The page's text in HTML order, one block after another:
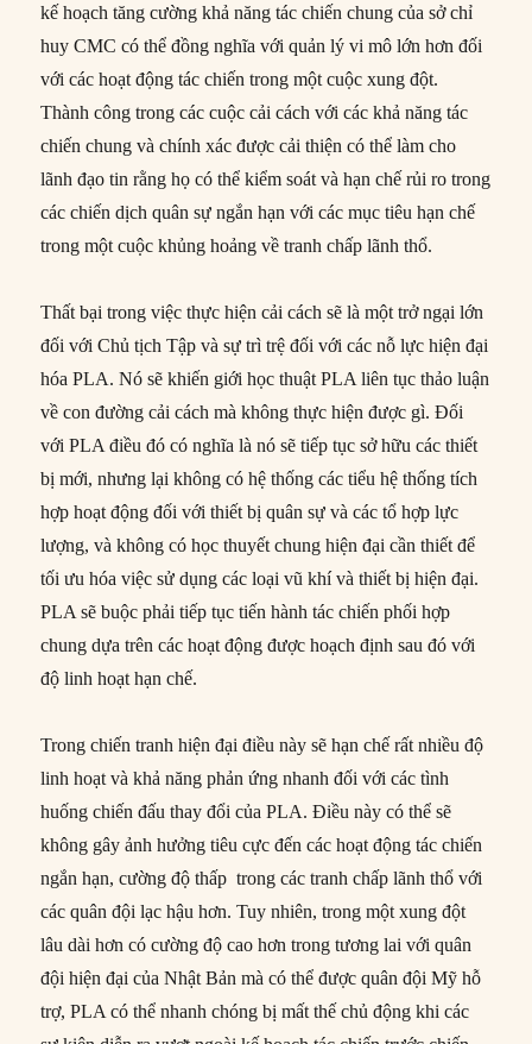
kế hoạch tăng cường khả năng tác chiến chung của sở chỉ
huy CMC có thể đồng nghĩa với quản lý vi mô lớn hơn đối
với các hoạt động tác chiến trong một cuộc xung đột.
Thành công trong các cuộc cải cách với các khả năng tác
chiến chung và chính xác được cải thiện có thể làm cho
lãnh đạo tin rằng họ có thể kiểm soát và hạn chế rủi ro trong
các chiến dịch quân sự ngắn hạn với các mục tiêu hạn chế
trong một cuộc khủng hoảng về tranh chấp lãnh thổ.
Thất bại trong việc thực hiện cải cách sẽ là một trở ngại lớn
đối với Chủ tịch Tập và sự trì trệ đối với các nỗ lực hiện đại
hóa PLA. Nó sẽ khiến giới học thuật PLA liên tục thảo luận
về con đường cải cách mà không thực hiện được gì. Đối
với PLA điều đó có nghĩa là nó sẽ tiếp tục sở hữu các thiết
bị mới, nhưng lại không có hệ thống các tiểu hệ thống tích
hợp hoạt động đối với thiết bị quân sự và các tổ hợp lực
lượng, và không có học thuyết chung hiện đại cần thiết để
tối ưu hóa việc sử dụng các loại vũ khí và thiết bị hiện đại.
PLA sẽ buộc phải tiếp tục tiến hành tác chiến phối hợp
chung dựa trên các hoạt động được hoạch định sau đó với
độ linh hoạt hạn chế.
Trong chiến tranh hiện đại điều này sẽ hạn chế rất nhiều độ
linh hoạt và khả năng phản ứng nhanh đối với các tình
huống chiến đấu thay đổi của PLA. Điều này có thể sẽ
không gây ảnh hưởng tiêu cực đến các hoạt động tác chiến
ngắn hạn, cường độ thấp trong các tranh chấp lãnh thổ với
các quân đội lạc hậu hơn. Tuy nhiên, trong một xung đột
lâu dài hơn có cường độ cao hơn trong tương lai với quân
đội hiện đại của Nhật Bản mà có thể được quân đội Mỹ hỗ
trợ, PLA có thể nhanh chóng bị mất thế chủ động khi các